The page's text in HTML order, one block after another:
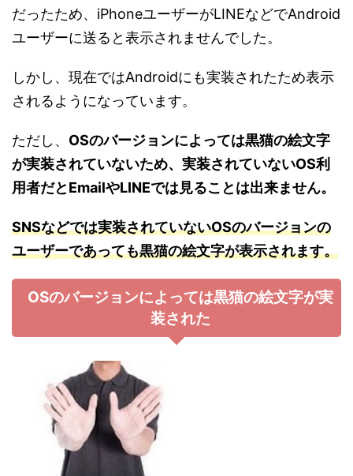
だったため、iPhoneユーザーがLINEなどでAndroid
ユーザーに送ると表示されませんでした。
しかし、現在ではAndroidにも実装されたため表示
されるようになっています。
ただし、 OSのバージョンによっては黒猫の絵文字
が実装されていないため、実装されていないOS利
用者だとEmailやLINEでは見ることは出来ません。
SNSなどでは実装されていないOSのバージョンの
ユーザーであっても黒猫の絵文字が表示されます。
OSのバージョンによっては黒猫の絵文字が実
装された